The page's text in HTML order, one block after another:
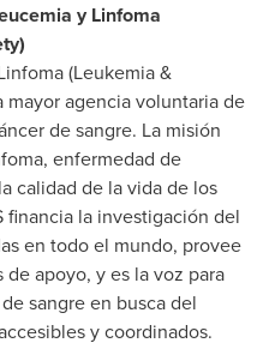
y Linfoma
(Leukemia &
mayor agencia voluntaria de
de sangre. La misión
enfermedad de
calidad de la vida de los
financia la investigación del
en todo el mundo, provee
apoyo, y es la voz para
sangre en busca del
y coordinados.